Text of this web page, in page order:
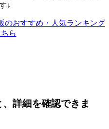
↓
のおすすめ・人気ランキング
ら
詳細を確認できま